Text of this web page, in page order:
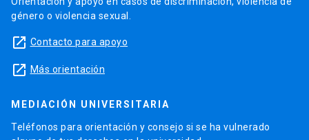
género o violencia sexual.
launch Contacto para apoyo
launch Más orientación
MEDIACIÓN UNIVERSITARIA
Teléfonos para orientación y consejo si se ha vulnerado